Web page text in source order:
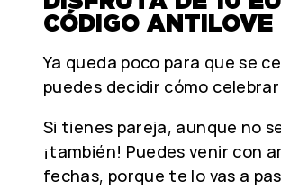
CÓDIGO ANTILOVE
Ya queda poco para que se
puedes decidir cómo
Si tienes pareja, aunque no
¡también! Puedes venir con
fechas, porque te lo vas a